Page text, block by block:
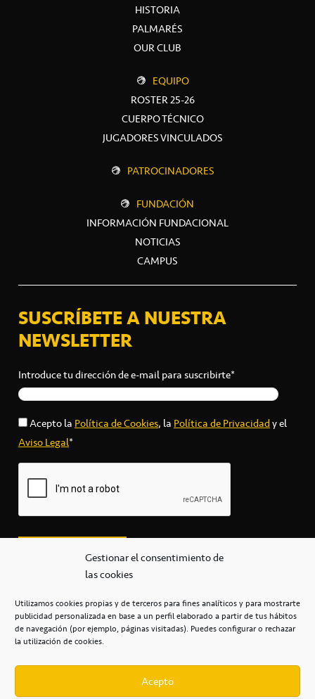
Gestionar el consentimiento de
las cookies
Utilizamos cookies propias y de terceros para fines analíticos y para mostrarte
publicidad personalizada en base a un perfil elaborado a partir de tus hábitos
de navegación (por ejemplo, páginas visitadas). Puedes configurar o rechazar
la utilización de cookies.
Acepto
HISTORIA
PALMARÉS
OUR CLUB
EQUIPO
ROSTER 25-26
CUERPO TÉCNICO
JUGADORES VINCULADOS
PATROCINADORES
FUNDACIÓN
INFORMACIÓN FUNDACIONAL
NOTICIAS
CAMPUS
SUSCRÍBETE A NUESTRA
NEWSLETTER
Introduce tu dirección de e-mail para suscribirte*
Acepto la Política de Cookies, la Política de Privacidady el
Aviso Legal*
secretaria@cbcanarias.es
+34 922 253 684
Casa del Deporte / 38108 – La Laguna